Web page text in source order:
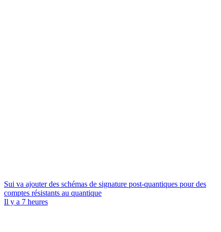
Sui va ajouter des schémas de signature post-quantiques pour des
comptes résistants au quantique
Il y a 7 heures